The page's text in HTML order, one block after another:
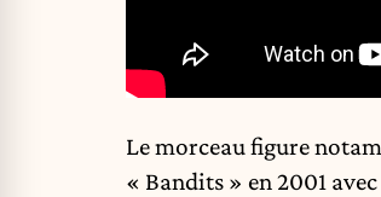
Le morceau figure
« Bandits » en 2001